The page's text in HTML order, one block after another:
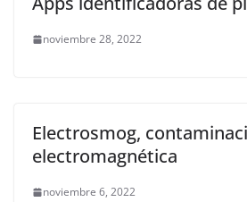
noviembre 28, 2022
Electrosmog,
electromagnética
noviembre 6, 2022